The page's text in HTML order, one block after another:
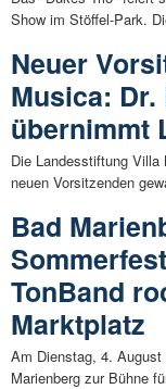
Show im Stöffel-Park.
Neuer
Musica:
übernimmt
Die Landesstiftung
neuen Vorsitzenden
Bad
TonBand
Marktplatz
Am Dienstag, 4.
Marienberg zur Bühne